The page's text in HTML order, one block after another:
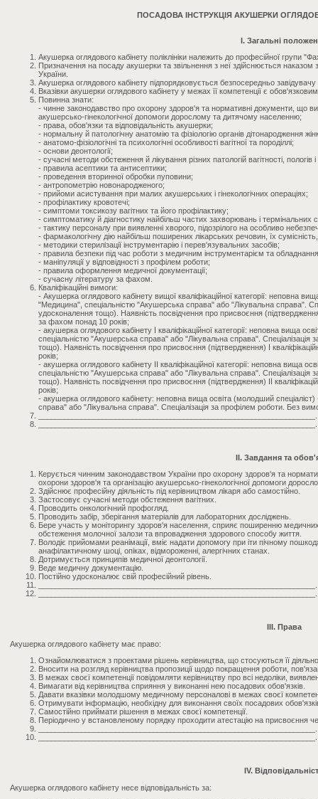
ПОСАДОВА ІНСТРУКЦІЯ АКУШЕРКИ
I. Загальні
Акушерка оглядового кабінету поліклініки належить до професійної групи
Призначення на посаду акушерки та звільнення з неї здійснюється
України.
Акушерка оглядового кабінету підпорядковується безпосередньо завідувачу
Вказівки акушерки оглядового кабінету у межах її компетенції є
Повинна знати:
- чинне законодавство про охорону здоров'я та нормативні документи, що
акушерсько-гінекологічної допомоги дорослому та дитячому населенню;
- права, обов'язки та відповідальність акушерки;
- нормальну й патологічну анатомію та фізіологію органів дітонародження
- анатомо-фізіологічні та психологічні особливості вагітної та породіллі;
- основи деонтології;
- сучасні методи обстеження й лікування різних патологій вагітності, пологів
- правила асептики та антисептики;
- проведення вторинної обробки пуповини;
- антропометрію новонародженого;
- прийоми асистування при малих акушерських і гінекологічних операціях;
- профілактику кровотечі;
- симптоми токсикозу вагітних та його профілактику;
- симптоматику й діагностику найбільш частих захворювань і термінальних
- тактику персоналу при виявленні хворого, підозрілого на особливо
- фармакологічну дію найбільш поширених лікарських речовин, їх
- методики стерилізації інструментарію і перев'язувальних засобів;
- правила безпеки під час роботи з медичним інструментарієм та
- маніпуляції у відповідності з профілем роботи;
- правила оформлення медичної документації;
- сучасну літературу за фахом.
Кваліфікаційні вимоги:
- Акушерка оглядового кабінету вищої кваліфікаційної категорії: неповна
"Медицина", спеціальністю "Акушерська справа" або "Лікувальна справа".
удосконалення тощо). Наявність посвідчення про присвоєння (підтвердження)
за фахом понад 10 років;
- акушерка оглядового кабінету І кваліфікаційної категорії: неповна вища
спеціальністю "Акушерська справа" або "Лікувальна справа".
тощо). Наявність посвідчення про присвоєння (підтвердження) І
років;
- акушерка оглядового кабінету ІІ кваліфікаційної категорії: неповна вища
спеціальністю "Акушерська справа" або "Лікувальна справа".
тощо). Наявність посвідчення про присвоєння (підтвердження) ІІ
років;
- акушерка оглядового кабінету: неповна вища освіта (молодший
справа" або "Лікувальна справа". Спеціалізація за профілем роботи. Без
II. Завдання та
Керується чинним законодавством України про охорону здоров'я та
охорони здоров'я та організацію акушерсько-гінекологічної допомоги
Здійснює професійну діяльність під керівництвом лікаря або самостійно.
Застосовує сучасні методи обстеження вагітних.
Проводить онкологічний профогляд.
Проводить забір, зберігання матеріалів для лабораторних досліджень.
Бере участь у моніторингу здоров'я населення, сприяє поширенню медичних
обстеження молочної залози та впровадження здорового способу життя.
Володіє прийомами реанімації, вміє надати допомогу при іти пічному
анафілактичному шоці, опіках, відмороженні, алергічних станах.
Дотримується принципів медичної деонтології.
Веде медичну документацію.
Постійно удосконалює свій професійний рівень.
III. Права
Акушерка оглядового кабінету має право:
Ознайомлюватися з проектами рішень керівництва, що стосуються її
Вносити на розгляд керівництва пропозиції щодо покращення роботи,
В межах своєї компетенції повідомляти керівництву про всі недоліки,
Вимагати від керівництва сприяння у виконанні нею посадових обов'язків.
Давати вказівки молодшому медичному персоналові в межах своєї
Отримувати інформацію, необхідну для виконання своїх посадових
Самостійно приймати рішення в межах своєї компетенції.
Періодично у встановленому порядку проходити атестацію на присвоєння
IV.
Акушерка оглядового кабінету несе відповідальність за: